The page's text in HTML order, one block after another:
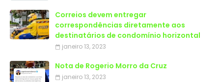
Correios devem entregar
correspondências diretamente aos
destinatários de condomínio horizontal
janeiro 13, 2023
Nota de Rogerio Morro da Cruz
janeiro 13, 2023